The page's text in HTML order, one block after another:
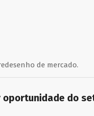
de mercado.
oportunidade do